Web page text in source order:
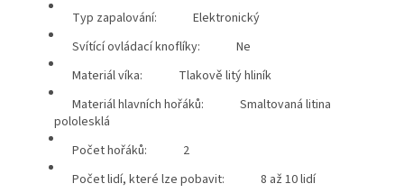
Typ zapalování:
Elektronický
Svítící ovládací knoflíky:
Ne
Materiál víka:
Tlakově litý hliník
Materiál hlavních hořáků:
Smaltovaná litina
pololesklá
Počet hořáků:
2
Počet lidí, které lze pobavit:
8 až 10 lidí